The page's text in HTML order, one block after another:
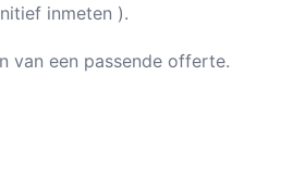
inmeten ).
van een passende offerte.